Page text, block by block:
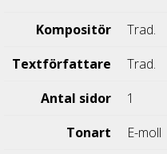
Kompositör
Trad.
Textförfattare
Trad.
Antal sidor
1
Tonart
E-moll